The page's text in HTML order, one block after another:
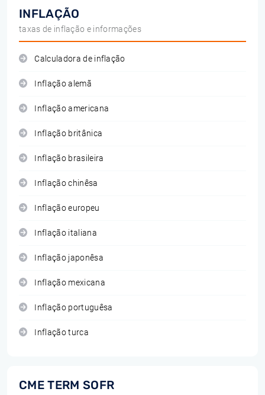
INFLAÇÃO
taxas de inflação e informações
Calculadora de inflação
Inflação alemã
Inflação americana
Inflação britânica
Inflação brasileira
Inflação chinêsa
Inflação europeu
Inflação italiana
Inflação japonêsa
Inflação mexicana
Inflação portuguêsa
Inflação turca
CME TERM SOFR